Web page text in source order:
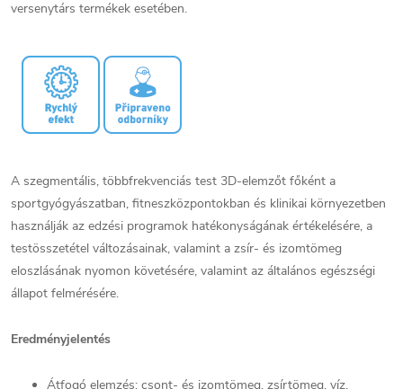
versenytárs termékek esetében.
A szegmentális, többfrekvenciás test 3D-elemzőt főként a
sportgyógyászatban, fitneszközpontokban és klinikai környezetben
használják az edzési programok hatékonyságának értékelésére, a
testösszetétel változásainak, valamint a zsír- és izomtömeg
eloszlásának nyomon követésére, valamint az általános egészségi
állapot felmérésére.
Eredményjelentés
Átfogó elemzés: csont- és izomtömeg, zsírtömeg, víz,